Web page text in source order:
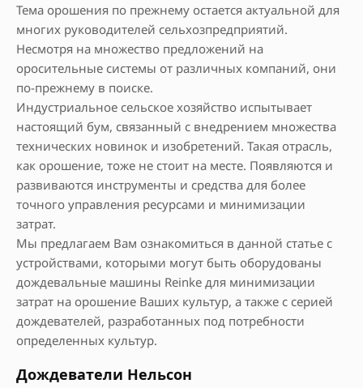
Тема орошения по прежнему остается актуальной для
многих руководителей сельхозпредприятий.
Несмотря на множество предложений на
оросительные системы от различных компаний, они
по-прежнему в поиске.
Индустриальное сельское хозяйство испытывает
настоящий бум, связанный с внедрением множества
технических новинок и изобретений. Такая отрасль,
как орошение, тоже не стоит на месте. Появляются и
развиваются инструменты и средства для более
точного управления ресурсами и минимизации
затрат.
Мы предлагаем Вам ознакомиться в данной статье с
устройствами, которыми могут быть оборудованы
дождевальные машины Reinke для минимизации
затрат на орошение Ваших культур, а также с серией
дождевателей, разработанных под потребности
определенных культур.
Дождеватели Нельсон